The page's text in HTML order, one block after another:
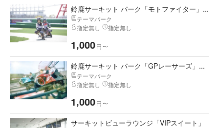
鈴鹿サーキット パーク「モトファイター」...
テーマパーク
指定無し
指定無し
1,000円 〜
鈴鹿サーキット パーク「GPレーサーズ」...
テーマパーク
指定無し
指定無し
1,000円 〜
サーキットビューラウンジ「VIPスイート」